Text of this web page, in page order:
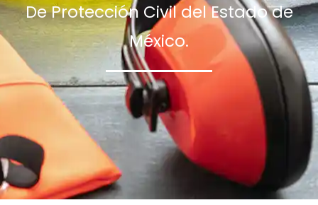
De Protección Civil del Estado de
México.